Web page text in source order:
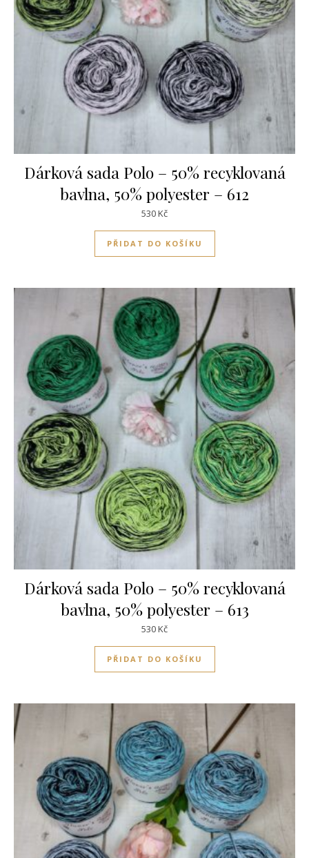
Dárková sada Polo – 50% recyklovaná
bavlna, 50% polyester – 612
530Kč
PŘIDAT DO KOŠÍKU
Dárková sada Polo – 50% recyklovaná
bavlna, 50% polyester – 613
530Kč
PŘIDAT DO KOŠÍKU